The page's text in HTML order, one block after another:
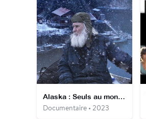
Alaska : Seuls au monde
Documentaire • 2023